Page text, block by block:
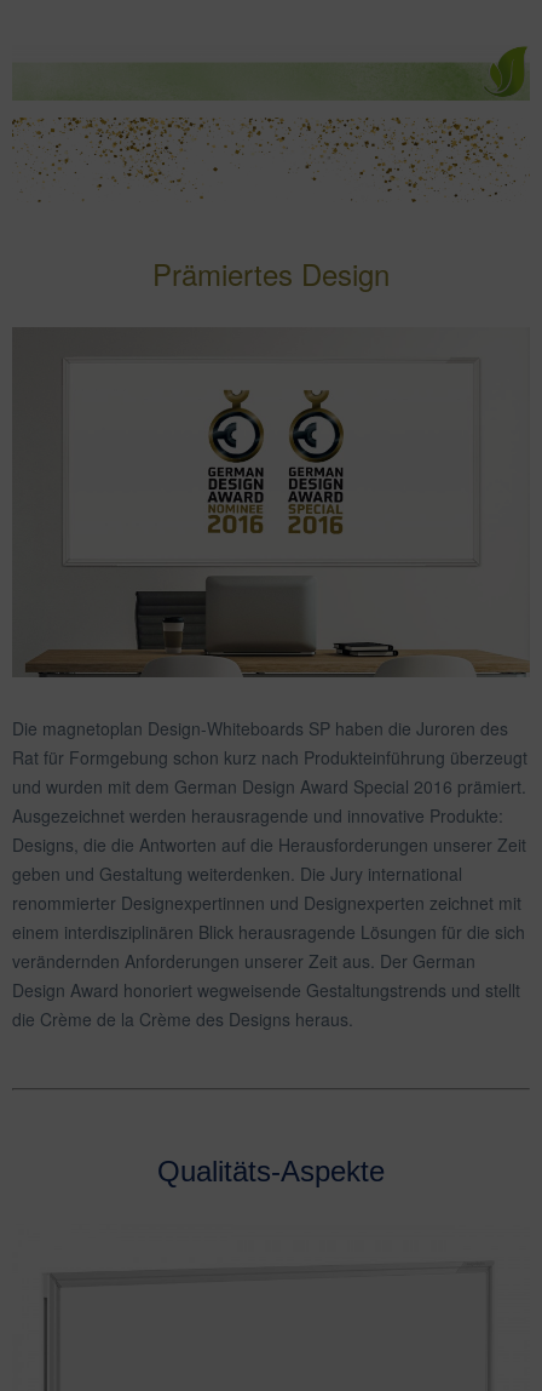
Prämiertes Design
Die magnetoplan Design-Whiteboards SP haben die Juroren des
Rat für Formgebung schon kurz nach Produkteinführung überzeugt
und wurden mit dem German Design Award Special 2016 prämiert.
Ausgezeichnet werden herausragende und innovative Produkte:
Designs, die die Antworten auf die Herausforderungen unserer Zeit
geben und Gestaltung weiterdenken. Die Jury international
renommierter Designexpertinnen und Designexperten zeichnet mit
einem interdisziplinären Blick herausragende Lösungen für die sich
verändernden Anforderungen unserer Zeit aus. Der German
Design Award honoriert wegweisende Gestaltungstrends und stellt
die Crème de la Crème des Designs heraus.
Qualitäts-Aspekte